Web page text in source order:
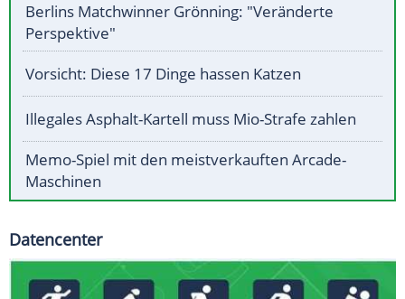
Berlins Matchwinner Grönning: "Veränderte
Perspektive"
Vorsicht: Diese 17 Dinge hassen Katzen
Illegales Asphalt-Kartell muss Mio-Strafe zahlen
Memo-Spiel mit den meistverkauften Arcade-
Maschinen
Datencenter